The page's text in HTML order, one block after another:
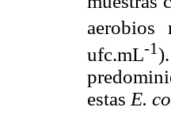
aerobios
ufc.mL-1
estas E.